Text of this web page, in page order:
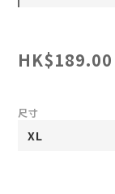
HK$189.00
尺寸